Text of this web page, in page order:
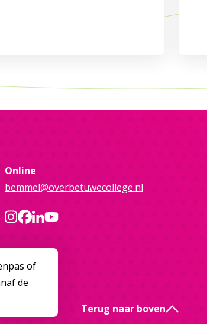
Online
bemmel@overbetuwecollege.nl
Terug naar boven
of
de